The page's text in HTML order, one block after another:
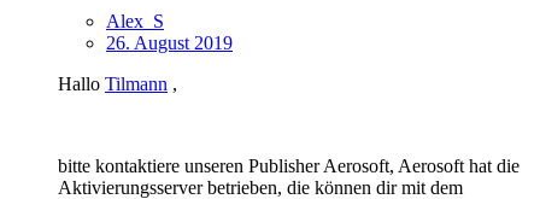
Alex_S
26. August 2019
Hallo Tilmann ,
bitte kontaktiere unseren Publisher Aerosoft, Aerosoft hat die
Aktivierungsserver betrieben, die können dir mit dem